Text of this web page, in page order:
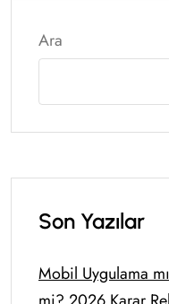
Ara
Son Yazılar
Mobil Uygulama